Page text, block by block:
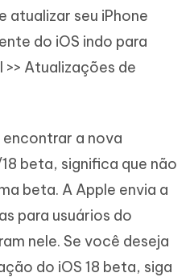
atualizar seu iPhone
do iOS indo para
>> Atualizações de
a nova
beta, significa que não
beta. A Apple envia a
para usuários do
nele. Se você deseja
do iOS 18 beta, siga